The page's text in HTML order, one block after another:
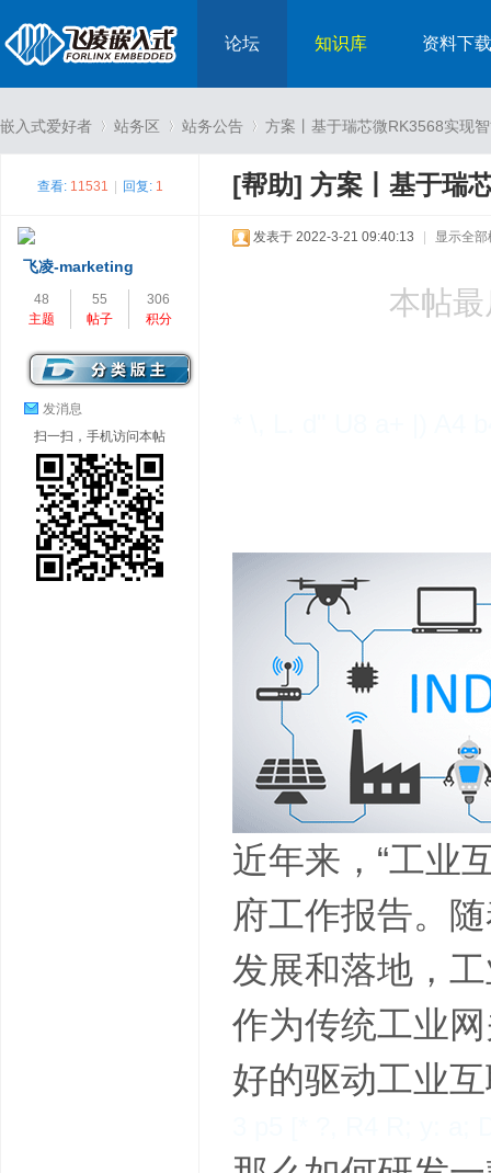
论坛 知识库 资料下载
嵌入式爱好者 站务区 站务公告 方案丨基于瑞芯微RK3568实现
查看: 11531 回复: 1 [帮助] 方案丨基于瑞
飞凌-marketing
48
主题
55
帖子
306
积分
发消息
扫一扫，手机访问本帖
发表于 2022-3-21 09:40:13 显示全部
本帖
近年来，“工业
府工作报告。
发展和落地，
作为传统工业
好的驱动工业